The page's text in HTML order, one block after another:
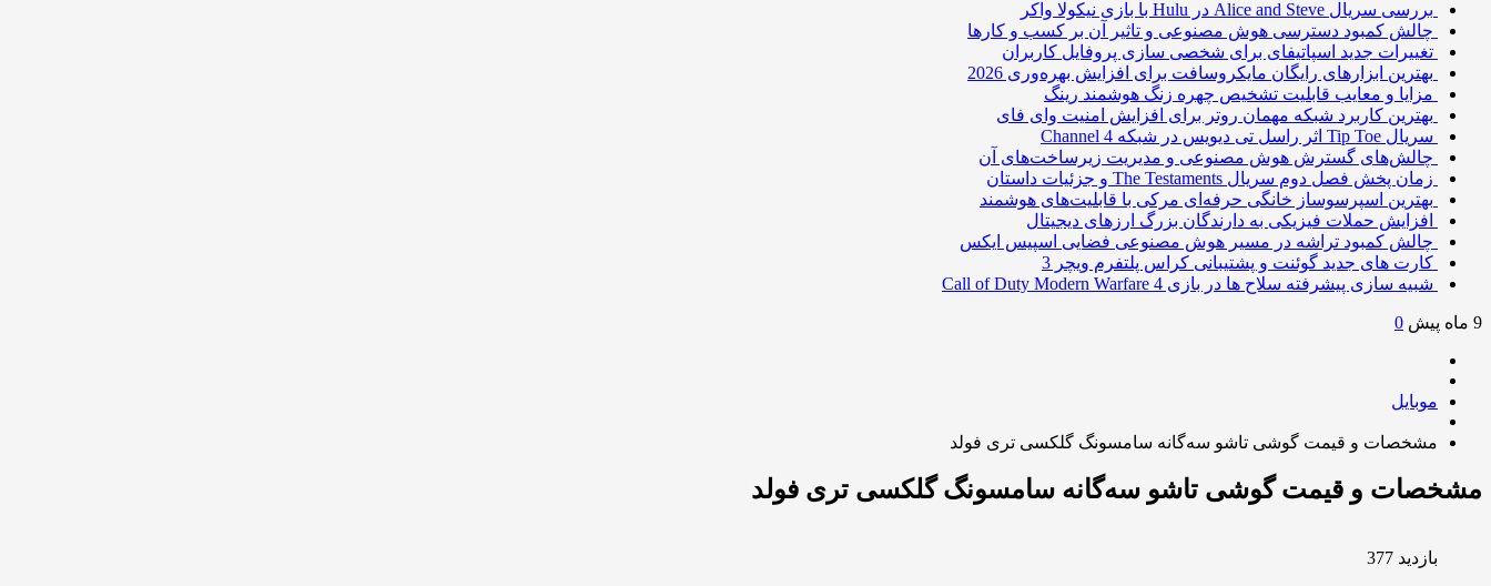
بررسی سریال Alice and Steve در Hulu با بازی نیکولا واکر
چالش کمبود دسترسی هوش مصنوعی و تاثیر آن بر کسب و کارها
تغییرات جدید اسپاتیفای برای شخصی سازی پروفایل کاربران
بهترین ابزارهای رایگان مایکروسافت برای افزایش بهره‌وری 2026
مزایا و معایب قابلیت تشخیص چهره زنگ هوشمند رینگ
بهترین کاربرد شبکه مهمان روتر برای افزایش امنیت وای فای
سریال Tip Toe اثر راسل تی دیویس در شبکه Channel 4
چالش‌های گسترش هوش مصنوعی و مدیریت زیرساخت‌های آن
زمان پخش فصل دوم سریال The Testaments و جزئیات داستان
بهترین اسپرسوساز خانگی حرفه‌ای مرکی با قابلیت‌های هوشمند
افزایش حملات فیزیکی به دارندگان بزرگ ارزهای دیجیتال
چالش کمبود تراشه در مسیر هوش مصنوعی فضایی اسپیس ایکس
کارت های جدید گوئنت و پشتیبانی کراس پلتفرم ویچر 3
شبیه سازی پیشرفته سلاح ها در بازی Call of Duty Modern Warfare 4
9 ماه پیش 0
موبایل
مشخصات و قیمت گوشی تاشو سه‌گانه سامسونگ گلکسی تری فولد
مشخصات و قیمت گوشی تاشو سه‌گانه سامسونگ گلکسی تری فولد
بازدید 377